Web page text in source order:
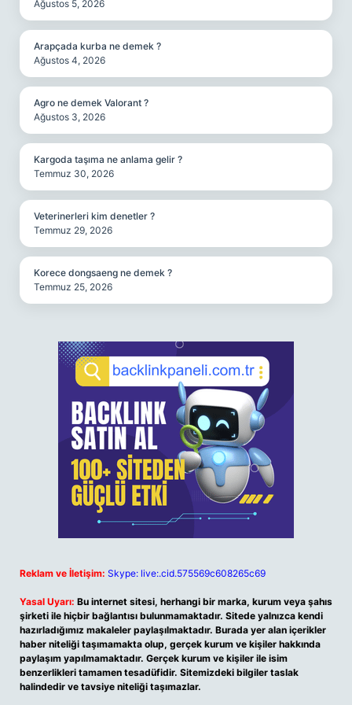
Ağustos 5, 2026
Arapçada kurba ne demek ?
Ağustos 4, 2026
Agro ne demek Valorant ?
Ağustos 3, 2026
Kargoda taşıma ne anlama gelir ?
Temmuz 30, 2026
Veterinerleri kim denetler ?
Temmuz 29, 2026
Korece dongsaeng ne demek ?
Temmuz 25, 2026
Reklam ve İletişim: Skype: live:.cid.575569c608265c69
Yasal Uyarı: Bu internet sitesi, herhangi bir marka, kurum veya şahıs
şirketi ile hiçbir bağlantısı bulunmamaktadır. Sitede yalnızca kendi
hazırladığımız makaleler paylaşılmaktadır. Burada yer alan içerikler
haber niteliği taşımamakta olup, gerçek kurum ve kişiler hakkında
paylaşım yapılmamaktadır. Gerçek kurum ve kişiler ile isim
benzerlikleri tamamen tesadüfidir. Sitemizdeki bilgiler taslak
halindedir ve tavsiye niteliği taşımazlar.